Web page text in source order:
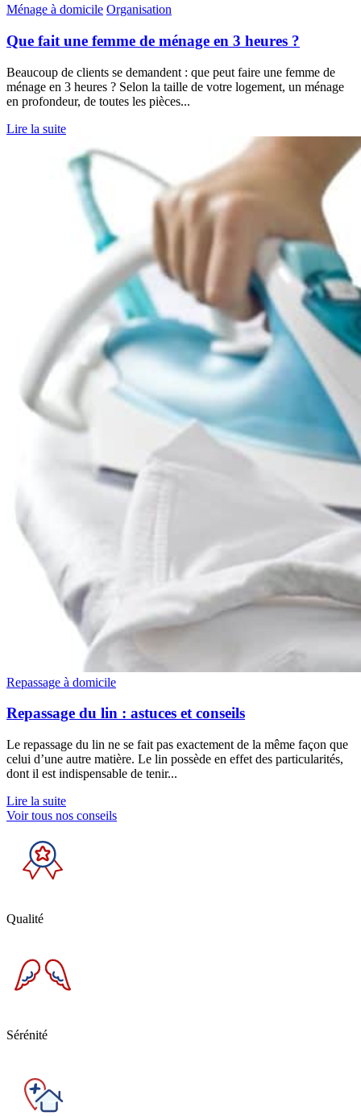
Ménage à domicile Organisation
Que fait une femme de ménage en 3 heures ?
Beaucoup de clients se demandent : que peut faire une femme de
ménage en 3 heures ? Selon la taille de votre logement, un ménage
en profondeur, de toutes les pièces...
Lire la suite
Repassage à domicile
Repassage du lin : astuces et conseils
Le repassage du lin ne se fait pas exactement de la même façon que
celui d’une autre matière. Le lin possède en effet des particularités,
dont il est indispensable de tenir...
Lire la suite
Voir tous nos conseils
Qualité
Sérénité